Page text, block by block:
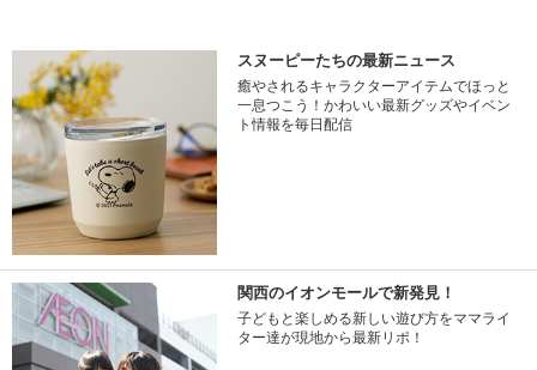
スヌーピーたちの最新ニュース
癒やされるキャラクターアイテムでほっと
一息つこう！かわいい最新グッズやイベン
ト情報を毎日配信
関西のイオンモールで新発見！
子どもと楽しめる新しい遊び方をママライ
ター達が現地から最新リポ！